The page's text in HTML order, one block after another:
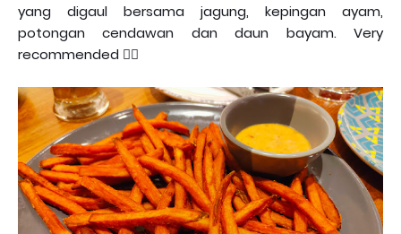
yang digaul bersama jagung, kepingan ayam,
potongan cendawan dan daun bayam. Very
recommended 👍🏻